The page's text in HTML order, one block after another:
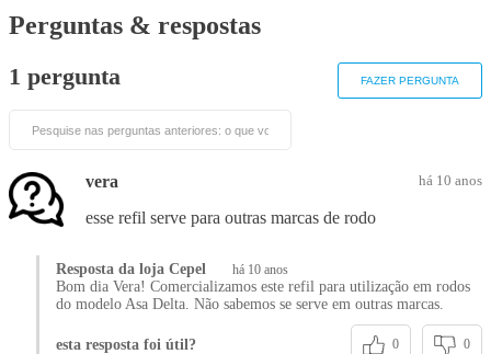
Perguntas & respostas
1 pergunta FAZER PERGUNTA
vera há 10 anos
esse refil serve para outras marcas de rodo
Resposta da loja Cepel há 10 anos
Bom dia Vera! Comercializamos este refil para utilização em rodos
do modelo Asa Delta. Não sabemos se serve em outras marcas.
esta resposta foi útil? 0 0